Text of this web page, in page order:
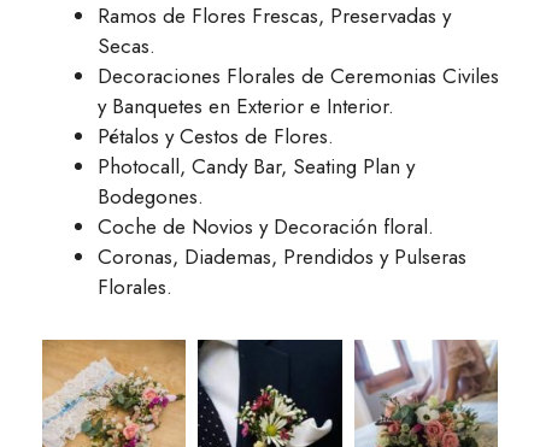
Ramos de Flores Frescas, Preservadas y
Secas.
Decoraciones Florales de Ceremonias Civiles
y Banquetes en Exterior e Interior.
Pétalos y Cestos de Flores.
Photocall, Candy Bar, Seating Plan y
Bodegones.
Coche de Novios y Decoración floral.
Coronas, Diademas, Prendidos y Pulseras
Florales.